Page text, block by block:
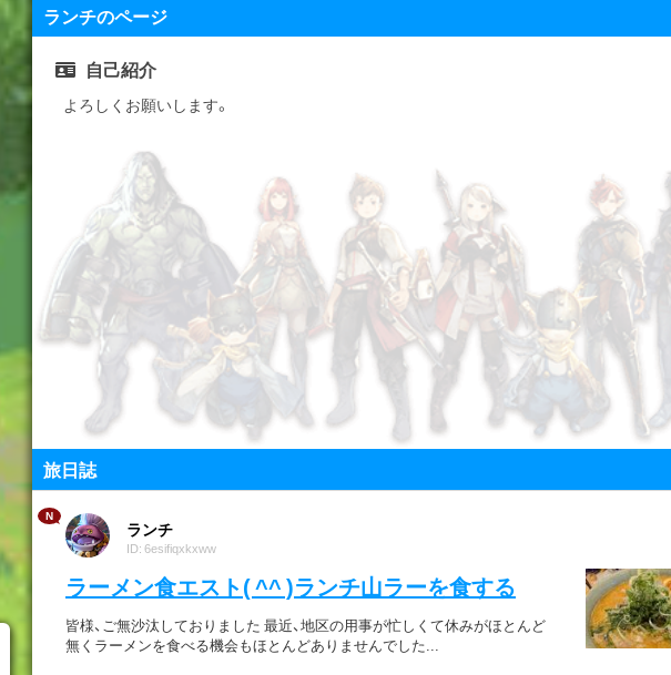
ランチのページ
自己紹介
よろしくお願いします。
旅日誌
N
ランチ
ID: 6esifiqxkxww
ラーメン食エスト( ^^ )ランチ山ラーを食する
皆様、ご無沙汰しておりました 最近、地区の用事が忙しくて休みがほとんど
無くラーメンを食べる機会もほとんどありませんでした...